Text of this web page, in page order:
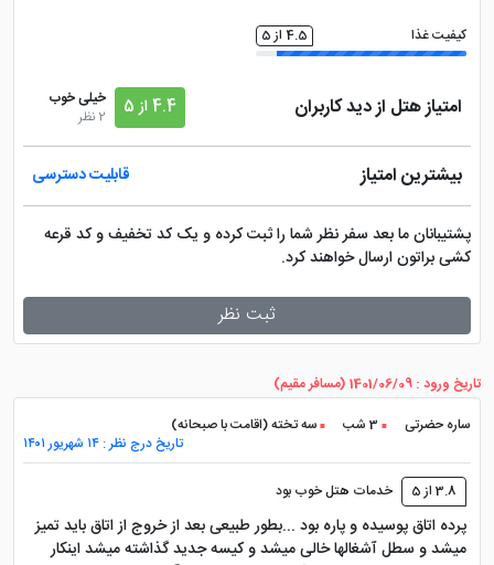
کیفیت غذا 4.5 از 5
امتیاز هتل از دید کاربران 4.4 از 5
خیلی خوب
2 نظر
بیشترین امتیاز قابلیت دسترسی
پشتیبانان ما بعد سفر نظر شما را ثبت کرده و یک کد تخفیف و کد قرعه
کشی براتون ارسال خواهند کرد.
ثبت نظر
تاریخ ورود : 1401/06/09 (مسافر مقیم)
ساره حضرتی
3 شب
سه تخته (اقامت با صبحانه)
تاریخ درج نظر : ۱۴ شهریور ۱۴۰۱
3.8 از 5 خدمات هتل خوب بود
پرده اتاق پوسیده و پاره بود ...بطور طبیعی بعد از خروج از اتاق باید تمیز
میشد و سطل آشغالها خالی میشد و کیسه جدید گذاشته میشد اینکار